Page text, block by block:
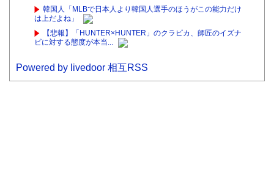
韓国人「MLBで日本人より韓国人選手のほうがこの能力だけ
は上だよね」
【悲報】「HUNTER×HUNTER」のクラピカ、師匠のイズナ
ビに対する態度が本当...
Powered by livedoor 相互RSS